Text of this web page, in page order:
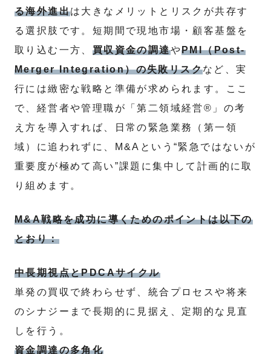
る海外進出は大きなメリットとリスクが共存す
る選択肢です。短期間で現地市場・顧客基盤を
取り込む一方、 買収資金の調達やPMI（Post-
Merger Integration）の失敗リスクなど、実
行には緻密な戦略と準備が求められます。ここ
で、経営者や管理職が「第二領域経営®」の考
え方を導入すれば、日常の緊急業務（第一領
域）に追われずに、M&Aという“緊急ではないが
重要度が極めて高い”課題に集中して計画的に取
り組めます。
M&A戦略を成功に導くためのポイントは以下の
とおり：
中長期視点とPDCAサイクル
単発の買収で終わらせず、統合プロセスや将来
のシナジーまで長期的に見据え、定期的な見直
しを行う。
資金調達の多角化